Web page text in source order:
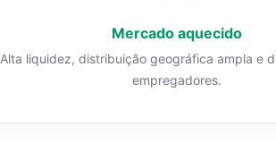
Mercado aquecido
Alta liquidez, distribuição geográfica ampla e
empregadores.